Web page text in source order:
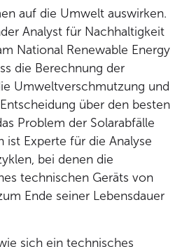
auf die Umwelt auswirken.
Analyst für Nachhaltigkeit
National Renewable Energy
die Berechnung der
Umweltverschmutzung und
über den besten
Problem der Solarabfälle
ist Experte für die Analyse
bei denen die
technischen Geräts von
Ende seiner Lebensdauer
sich ein technisches